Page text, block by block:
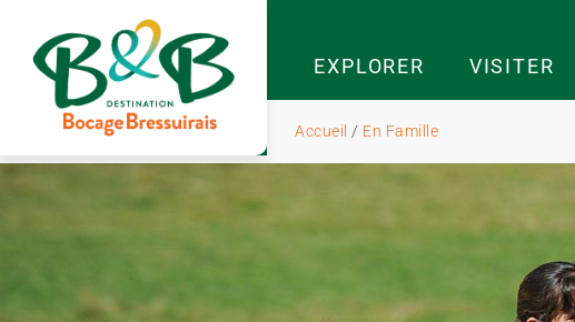
EXPLORER VISITER
Accueil / En Famille